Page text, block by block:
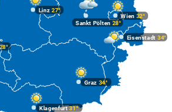
Graz 34°
Klagenfurt31°
Linz 27°
Wien 32°
Eisenstadt 34°
Sankt Pölten 28°